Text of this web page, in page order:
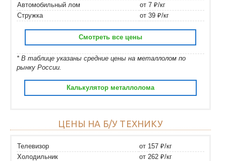
Автомобильный лом
от 7 ₽/кг
Стружка
от 39 ₽/кг
Смотреть все цены
* В таблице указаны средние цены на металлолом по
рынку России.
Калькулятор металлолома
ЦЕНЫ НА Б/У ТЕХНИКУ
Телевизор
от 157 ₽/кг
Холодильник
от 262 ₽/кг